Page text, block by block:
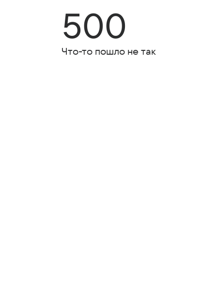
500
Что-то пошло не так